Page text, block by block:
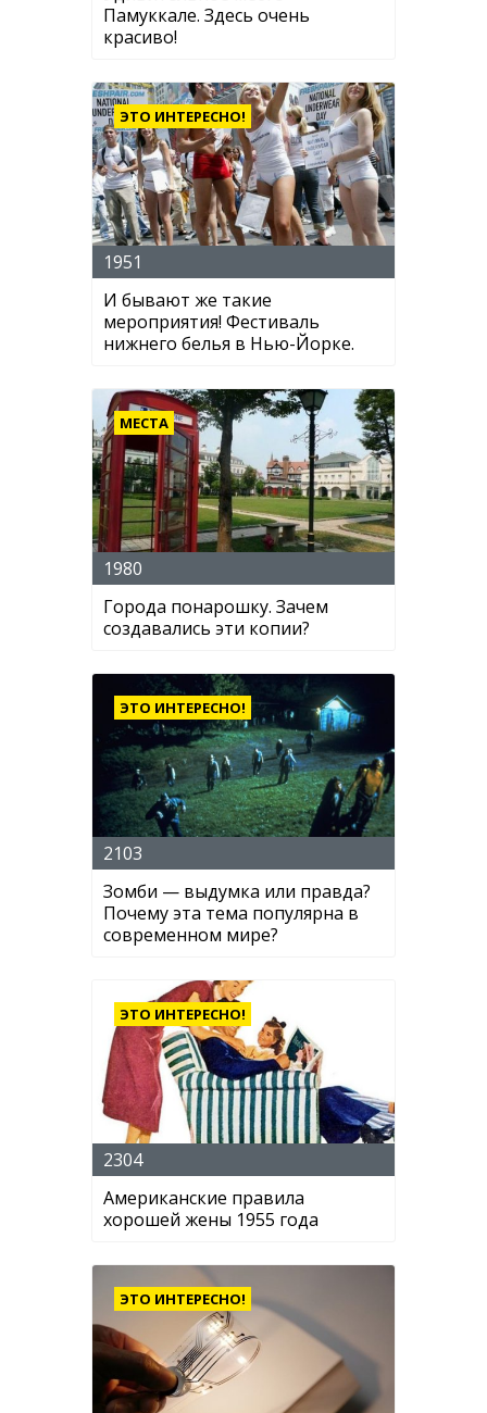
Памуккале. Здесь очень
красиво!
ЭТО ИНТЕРЕСНО!
1951
И бывают же такие
мероприятия! Фестиваль
нижнего белья в Нью-Йорке.
МЕСТА
1980
Города понарошку. Зачем
создавались эти копии?
ЭТО ИНТЕРЕСНО!
2103
Зомби — выдумка или правда?
Почему эта тема популярна в
современном мире?
ЭТО ИНТЕРЕСНО!
2304
Американские правила
хорошей жены 1955 года
ЭТО ИНТЕРЕСНО!